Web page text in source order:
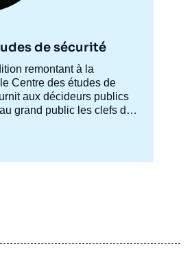
de sécurité
remontant à la
Centre des études de
aux décideurs publics
grand public les clefs de
contemporains et à
à la jointure du
la crédibilité de
des
et d’influence sur le
et international.